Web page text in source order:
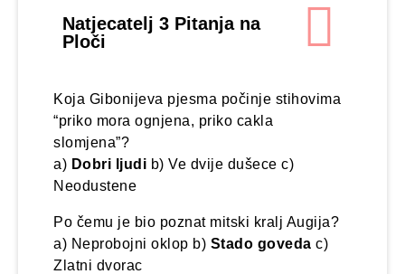
Natjecatelj 3 Pitanja na
Ploči
Koja Gibonijeva pjesma počinje stihovima
“priko mora ognjena, priko cakla
slomjena”?
a) Dobri ljudi b) Ve dvije dušece c)
Neodustene
Po čemu je bio poznat mitski kralj Augija?
a) Neprobojni oklop b) Stado goveda c)
Zlatni dvorac